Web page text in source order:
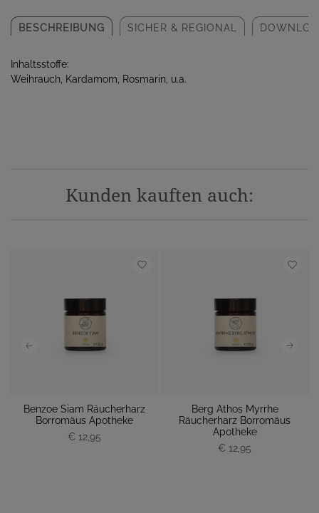
BESCHREIBUNG SICHER & REGIONAL
Inhaltsstoffe:
Weihrauch, Kardamom, Rosmarin, u.a.
Kunden kauften auch:
Benzoe Siam Räucherharz
Borromäus Apotheke
€ 12,95
Berg Athos Myrrhe
Räucherharz Borromäus
Apotheke
€ 12,95
P